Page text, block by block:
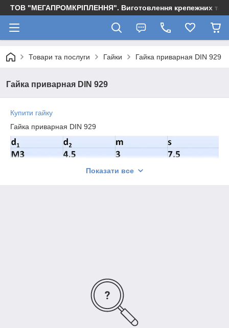
ТОВ "МЕГАПРОМКРІПЛЕННЯ". Виготовлення крепежних та
Товари та послуги Гайки Гайка приварная DIN 929
Гайка приварная DIN 929
Купити гайку
Гайка приварная DIN 929
Використовується в найрізноманітніших галузях виробництва.
Зручна така гайка насамперед тим, що пристосована для
додаткової приварювання до корпусу скрепляемого
Показати все